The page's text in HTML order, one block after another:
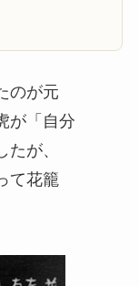
のが元
が「自分
が、
て花籠